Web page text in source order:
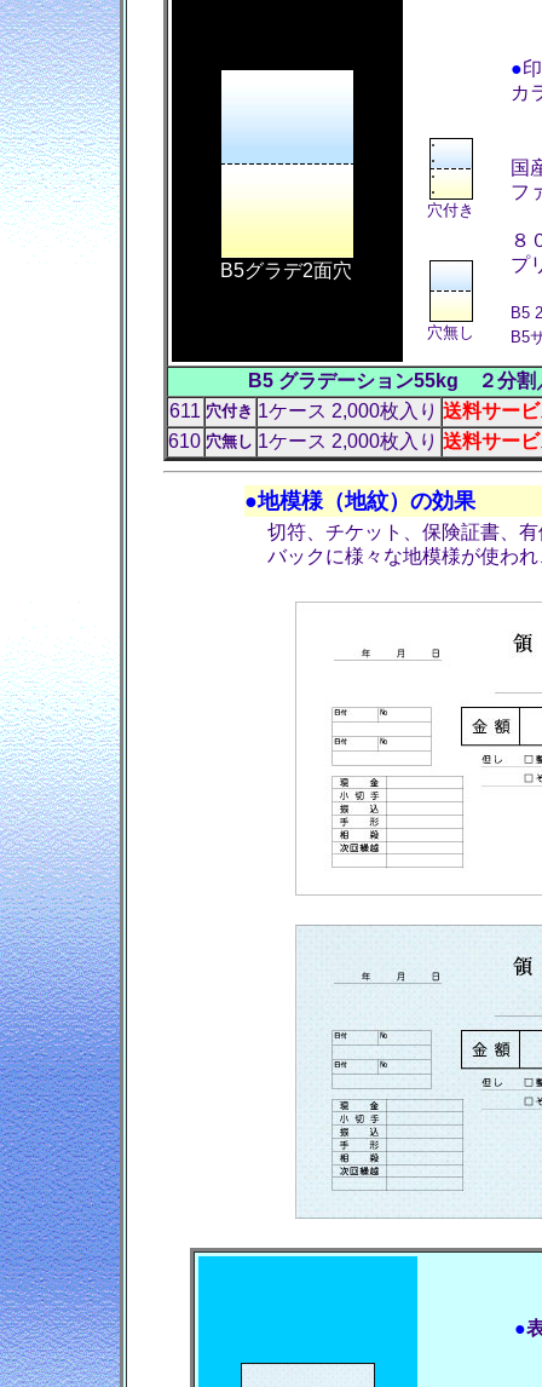
B5グラデ2面穴
●
カ
穴付き
国
フ
８
プ
B5
B5
穴無し
B5 グラデーション55kg ２分
611 穴付き 1ケース 2,000枚入り 送料サー
610 穴無し 1ケース 2,000枚入り 送料サー
●地模様（地紋）の効果
切符、チケット、保険証書、
バックに様々な地模様が使わ
●